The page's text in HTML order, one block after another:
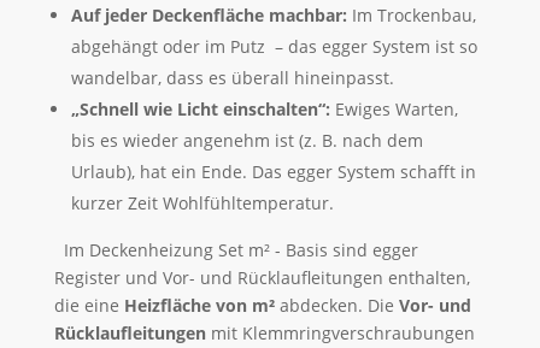
Auf jeder Deckenfläche machbar: Im Trockenbau,
abgehängt oder im Putz – das egger System ist so
wandelbar, dass es überall hineinpasst.
„Schnell wie Licht einschalten“: Ewiges Warten,
bis es wieder angenehm ist (z. B. nach dem
Urlaub), hat ein Ende. Das egger System schafft in
kurzer Zeit Wohlfühltemperatur.
Im Deckenheizung Set m² - Basis sind egger
Register und Vor- und Rücklaufleitungen enthalten,
die eine Heizfläche von m²abdecken. Die Vor- und
Rücklaufleitungen mit Klemmringverschraubungen